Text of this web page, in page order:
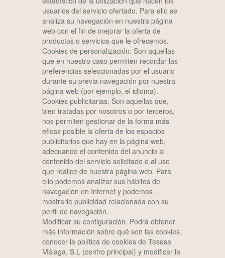
usuarios del servicio ofertado. Para ello se
analiza su navegación en nuestra página
web con el fin de mejorar la oferta de
productos o servicios que le ofrecemos.
Cookies de personalización: Son aquellas
que en nuestro caso permiten recordar las
preferencias seleccionadas por el usuario
durante su previa navegación por nuestra
página web (por ejemplo, el idioma).
Cookies publicitarias: Son aquellas que,
bien tratadas por nosotros o por terceros,
nos permiten gestionar de la forma más
eficaz posible la oferta de los espacios
publicitarios que hay en la página web,
adecuando el contenido del anuncio al
contenido del servicio solicitado o al uso
que realice de nuestra página web. Para
ello podemos analizar sus hábitos de
navegación en Internet y podemos
mostrarle publicidad relacionada con su
perfil de navegación.
Modificar su configuración. Podrá obtener
más información sobre qué son las cookies,
conocer la política de cookies de Tesesa
Málaga, S.L (centro principal) y modificar la